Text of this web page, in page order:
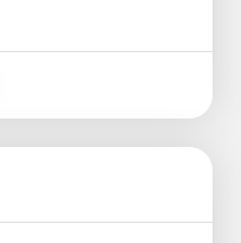
defender pasiva o
con el
el despegue". Esto
de pases.
balón de A también
aumentar la
consiguen
de banda.